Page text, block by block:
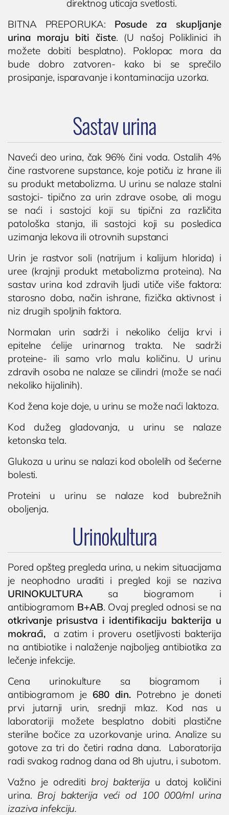
direktnog uticaja svetlosti.
BITNA PREPORUKA: Posude za skupljanje
urina moraju biti čiste. (U našoj Poliklinici ih
možete dobiti besplatno). Poklopac mora da
bude dobro zatvoren- kako bi se sprečilo
prosipanje, isparavanje i kontaminacija uzorka.
Sastav urina
Naveći deo urina, čak 96% čini voda. Ostalih 4%
čine rastvorene supstance, koje potiču iz hrane ili
su produkt metabolizma. U urinu se nalaze stalni
sastojci- tipično za urin zdrave osobe, ali mogu
se naći i sastojci koji su tipični za različita
patološka stanja, ili sastojci koji su posledica
uzimanja lekova ili otrovnih supstanci
Urin je rastvor soli (natrijum i kalijum hlorida) i
uree (krajnji produkt metabolizma proteina). Na
sastav urina kod zdravih ljudi utiče više faktora:
starosno doba, način ishrane, fizička aktivnost i
niz drugih spoljnih faktora.
Normalan urin sadrži i nekoliko ćelija krvi i
epitelne ćelije urinarnog trakta. Ne sadrži
proteine- ili samo vrlo malu količinu. U urinu
zdravih osoba ne nalaze se cilindri (može se naći
nekoliko hijalinih).
Kod žena koje doje, u urinu se može naći laktoza.
Kod dužeg gladovanja, u urinu se nalaze
ketonska tela.
Glukoza u urinu se nalazi kod obolelih od šećerne
bolesti.
Proteini u urinu se nalaze kod bubrežnih
oboljenja.
Urinokultura
Pored opšteg pregleda urina, u nekim situacijama
je neophodno uraditi i pregled koji se naziva
URINOKULTURA sa biogramom i
antibiogramom B+AB. Ovaj pregled odnosi se na
otkrivanje prisustva i identifikaciju bakterija u
mokraći,
a zatim i proveru osetljivosti bakterija
na antibiotike i nalaženje najboljeg antibiotika za
lečenje infekcije.
Cena urinokulture sa biogramom i
antibiogramom je 680 din. Potrebno je doneti
prvi jutarnji urin, srednji mlaz. Kod nas u
laboratoriji možete besplatno dobiti plastične
sterilne bočice za uzorkovanje urina. Analize su
gotove za tri do četiri radna dana. Laboratorija
radi svakog radnog dana od 8h ujutru, i subotom.
Važno je odrediti broj bakterija u datoj količini
urina. Broj bakterija veći od 100 000/ml urina
izaziva infekciju.